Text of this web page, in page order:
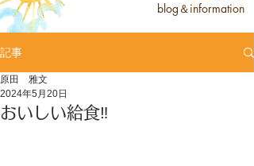
blog＆information
記事
おいしい給食‼️
原田 雅文
2024年5月20日